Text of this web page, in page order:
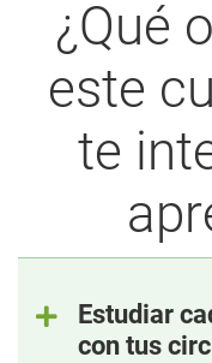
¿Qué
este
te
Estudiar
con tus